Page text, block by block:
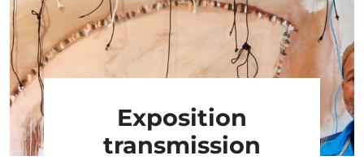
Exposition
transmission